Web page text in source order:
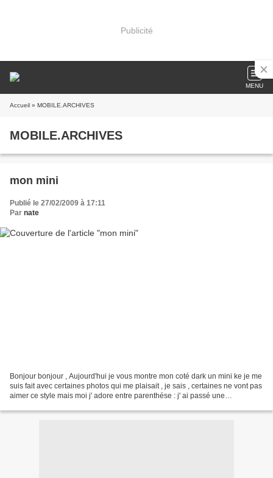
Publicité
MENU
Accueil » MOBILE.ARCHIVES
MOBILE.ARCHIVES
mon mini
Publié le 27/02/2009 à 17:11
Par nate
Bonjour bonjour , Aujourd'hui je vous montre mon coté dark un mini ke je me
suis fait avec certaines photos qui me plaisait , je sais , certaines ne vont pas
aimer ce style mais moi j' adore entre parenthése : j' ai passé une